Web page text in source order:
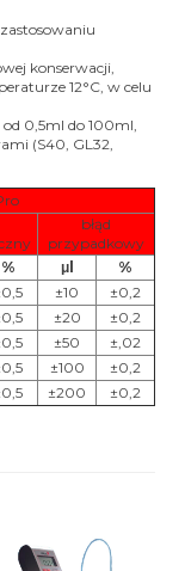
konserwacji,
12°C, w celu
0,5ml do 100ml,
(S40, GL32,
błąd
przypadkowy
% μl
%
±10
±0,2
±20
±0,2
±50
±,02
±100
±0,2
±200 ±0,2